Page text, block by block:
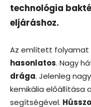
technológia
eljáráshoz.
Az említett folyamat
hasonlatos. Nagy
drága. Jelenleg
kemikália előállítása
segítségével.